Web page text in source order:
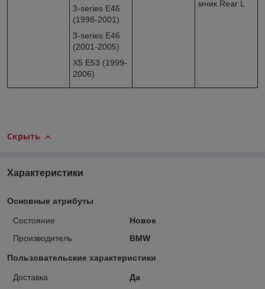
3-series E46
(1998-2001)
3-series E46
(2001-2005)
X5 E53 (1999-
2006)
мник Rear L
Скрыть
Характеристики
Основные атрибуты
Состояние
Новое
Производитель
BMW
Пользовательские характеристики
Доставка
Да